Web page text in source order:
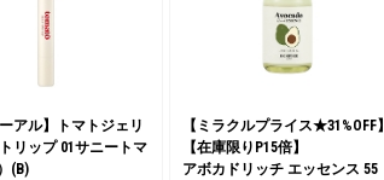
ーアル】トマトジェリ
リップ 01サニートマ
(B)
【ミラクルプライス★31%OFF】
【在庫限りP15倍】
アボカドリッチ エッセンス 55